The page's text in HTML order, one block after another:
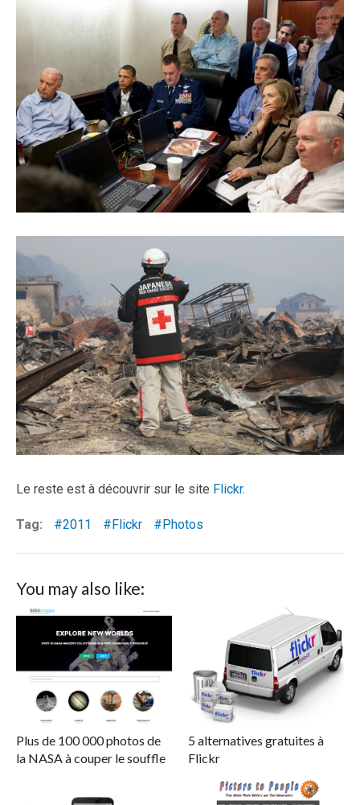
Le reste est à découvrir sur le site Flickr.
Tag: 2011 Flickr Photos
You may also like:
Plus de 100 000 photos de
la NASA à couper le souffle
5 alternatives gratuites à
Flickr